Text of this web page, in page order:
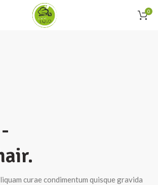
0
curae condimentum quisque gravida